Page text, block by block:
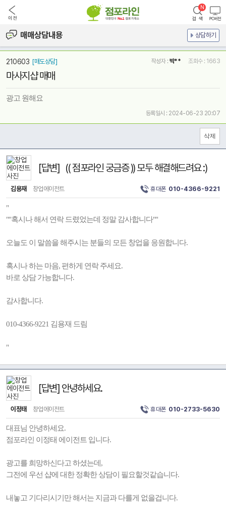
매매상담내용 상담하기
210603 [매도상담] 작성자 : 박** 조회수 : 1663
마사지샵 매매
광고 원해요
등록일시 : 2024-06-23 20:07
[답변] (( 점포라인 궁금증 )) 모두 해결해드려요 :)
김용재 창업에이전트 휴대폰 010-4366-9221
"
""혹시나 해서 연락 드렸었는데 정말 감사합니다""
오늘도 이 말씀을 해주시는 분들의 모든 창업을 응원합니다.
혹시나 하는 마음, 편하게 연락 주세요.
바로 상담 가능합니다.
감사합니다.
010-4366-9221 김용재 드림
"
[답변] 안녕하세요.
이정태 창업에이전트 휴대폰 010-2733-5630
대표님 안녕하세요.
점포라인 이정태 에이전트 입니다.
광고를 희망하신다고 하셨는데,
그전에 우선 샵에 대한 정확한 상담이 필요할것같습니다.
내놓고 기다리시기만 해서는 지금과 다를게 없을겁니다.